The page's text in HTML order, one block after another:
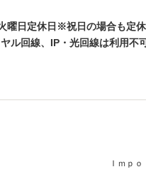
曜日定休日※祝日の場合も定
ル回線、IP・光回線は利用不
Ｉｍｐ